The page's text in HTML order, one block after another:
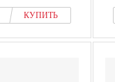
КУПИТЬ